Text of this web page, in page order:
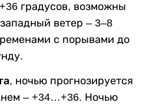
градусов, возможны
ветер – 3–8
с порывами до
ночью прогнозируется
– +34…+36. Ночью